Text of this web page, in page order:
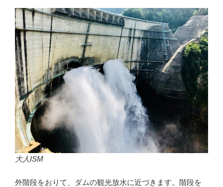
大人ISM
外階段をおりて、ダムの観光放水に近づきます。階段を